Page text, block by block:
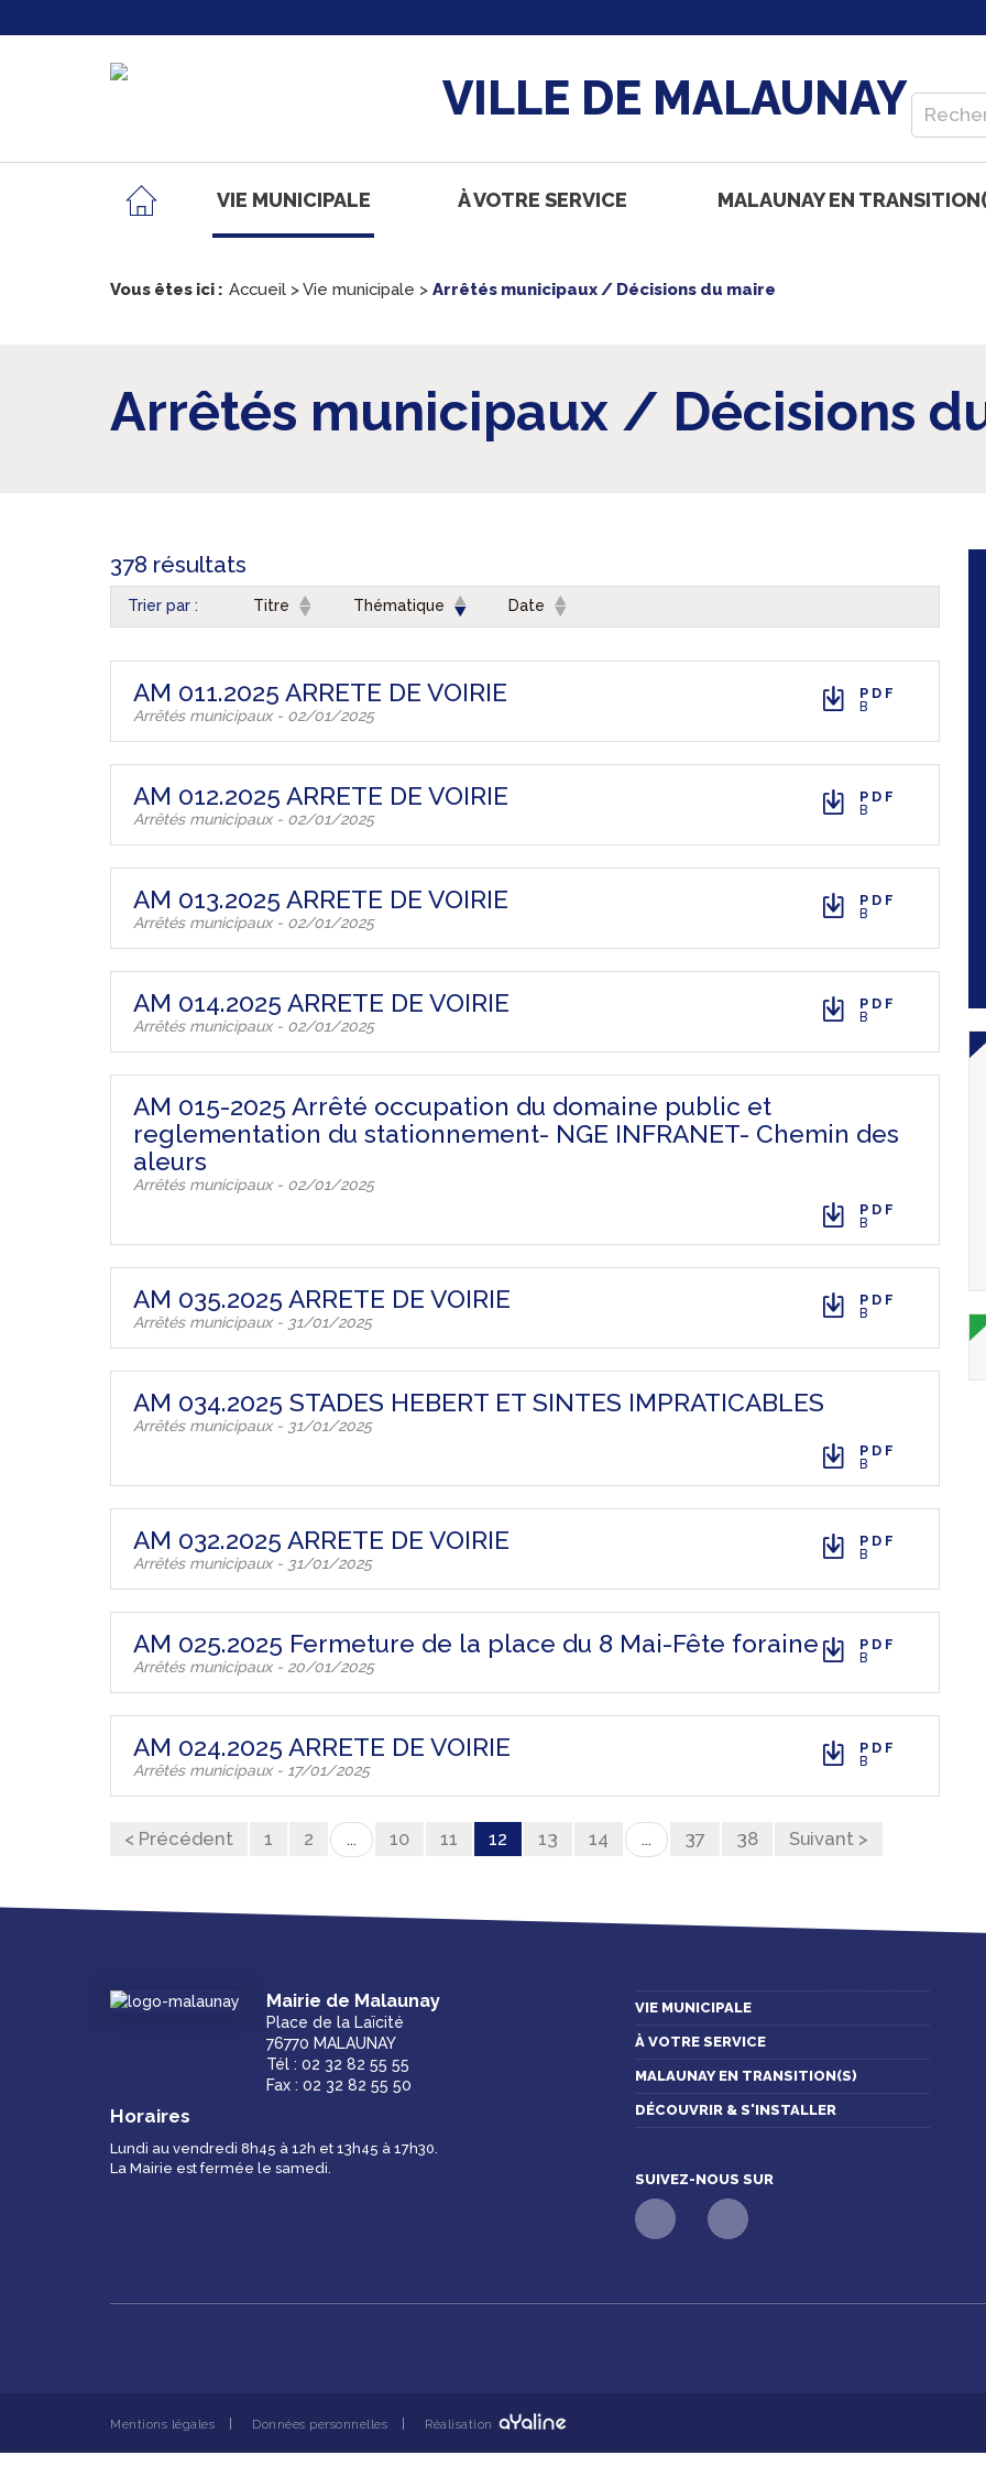
VILLE DE MALAUNAY
VIE MUNICIPALE À VOTRE SERVICE MALAUNAY EN
Vous êtes ici : Accueil >Vie municipale > Arrêtés municipaux / Décisions du maire
Arrêtés municipaux / Décisions
378 résultats
Trier par : Titre Thématique Date
AM 011.2025 ARRETE DE VOIRIE
Arrêtés municipaux - 02/01/2025
PDF
B
AM 012.2025 ARRETE DE VOIRIE
Arrêtés municipaux - 02/01/2025
PDF
B
AM 013.2025 ARRETE DE VOIRIE
Arrêtés municipaux - 02/01/2025
PDF
B
AM 014.2025 ARRETE DE VOIRIE
Arrêtés municipaux - 02/01/2025
PDF
B
AM 015-2025 Arrêté occupation du domaine public et
reglementation du stationnement- NGE INFRANET- Chemin des
aleurs
Arrêtés municipaux - 02/01/2025
PDF
B
AM 035.2025 ARRETE DE VOIRIE
Arrêtés municipaux - 31/01/2025
PDF
B
AM 034.2025 STADES HEBERT ET SINTES IMPRATICABLES
Arrêtés municipaux - 31/01/2025
PDF
B
AM 032.2025 ARRETE DE VOIRIE
Arrêtés municipaux - 31/01/2025
PDF
B
AM 025.2025 Fermeture de la place du 8 Mai-Fête foraine
Arrêtés municipaux - 20/01/2025
PDF
B
AM 024.2025 ARRETE DE VOIRIE
Arrêtés municipaux - 17/01/2025
PDF
B
< Précédent 1 2 ... 10 11 12 13 14 ... 37 38 Suivant >
Mairie de Malaunay
Place de la Laïcité
76770 MALAUNAY
Tél : 02 32 82 55 55
Fax : 02 32 82 55 50
Horaires
Lundi au vendredi 8h45 à 12h et 13h45 à 17h30.
La Mairie est fermée le samedi.
VIE MUNICIPALE
À VOTRE SERVICE
MALAUNAY EN TRANSITION(S)
DÉCOUVRIR & S'INSTALLER
SUIVEZ-NOUS SUR
Mentions légales Données personnelles Réalisation